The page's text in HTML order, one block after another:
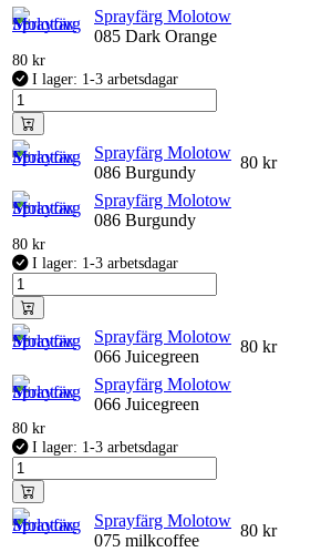
Sprayfärg Molotow
085 Dark Orange
80 kr
I lager: 1-3 arbetsdagar
Sprayfärg Molotow
086 Burgundy
80 kr
Sprayfärg Molotow
086 Burgundy
80 kr
I lager: 1-3 arbetsdagar
Sprayfärg Molotow
066 Juicegreen
80 kr
Sprayfärg Molotow
066 Juicegreen
80 kr
I lager: 1-3 arbetsdagar
Sprayfärg Molotow
075 milkcoffee
80 kr